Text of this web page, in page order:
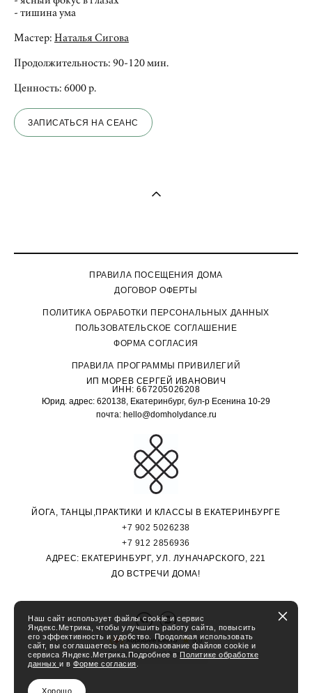
- тишина ума
Мастер: Наталья Сигова
Продолжительность: 90-120 мин.
Ценность: 6000 р.
ЗАПИСАТЬСЯ НА СЕАНС
ПРАВИЛА ПОСЕЩЕНИЯ ДОМА
ДОГОВОР ОФЕРТЫ
ПОЛИТИКА ОБРАБОТКИ ПЕРСОНАЛЬНЫХ ДАННЫХ
ПОЛЬЗОВАТЕЛЬСКОЕ СОГЛАШЕНИЕ
ФОРМА СОГЛАСИЯ
ПРАВИЛА ПРОГРАММЫ ПРИВИЛЕГИЙ
ИП МОРЕВ СЕРГЕЙ ИВАНОВИЧ
ИНН: 667205026208
Юрид. адрес: 620138, Екатеринбург, бул-р Есенина 10-29
почта: hello@domholydance.ru
ЙОГА, ТАНЦЫ,ПРАКТИКИ И КЛАССЫ В ЕКАТЕРИНБУРГЕ
+7 902 5026238
+7 912 2856936
АДРЕС: ЕКАТЕРИНБУРГ, УЛ. ЛУНАЧАРСКОГО, 221
ДО ВСТРЕЧИ ДОМА!
Наш сайт использует файлы cookie и сервис
Яндекс.Метрика, чтобы улучшить работу сайта, повысить
его эффективность и удобство. Продолжая использовать
сайт, вы соглашаетесь на использование файлов cookie и
сервиса Яндекс.Метрика.Подробнее в Политике обработке
данных и вФорме согласия
Хорошо